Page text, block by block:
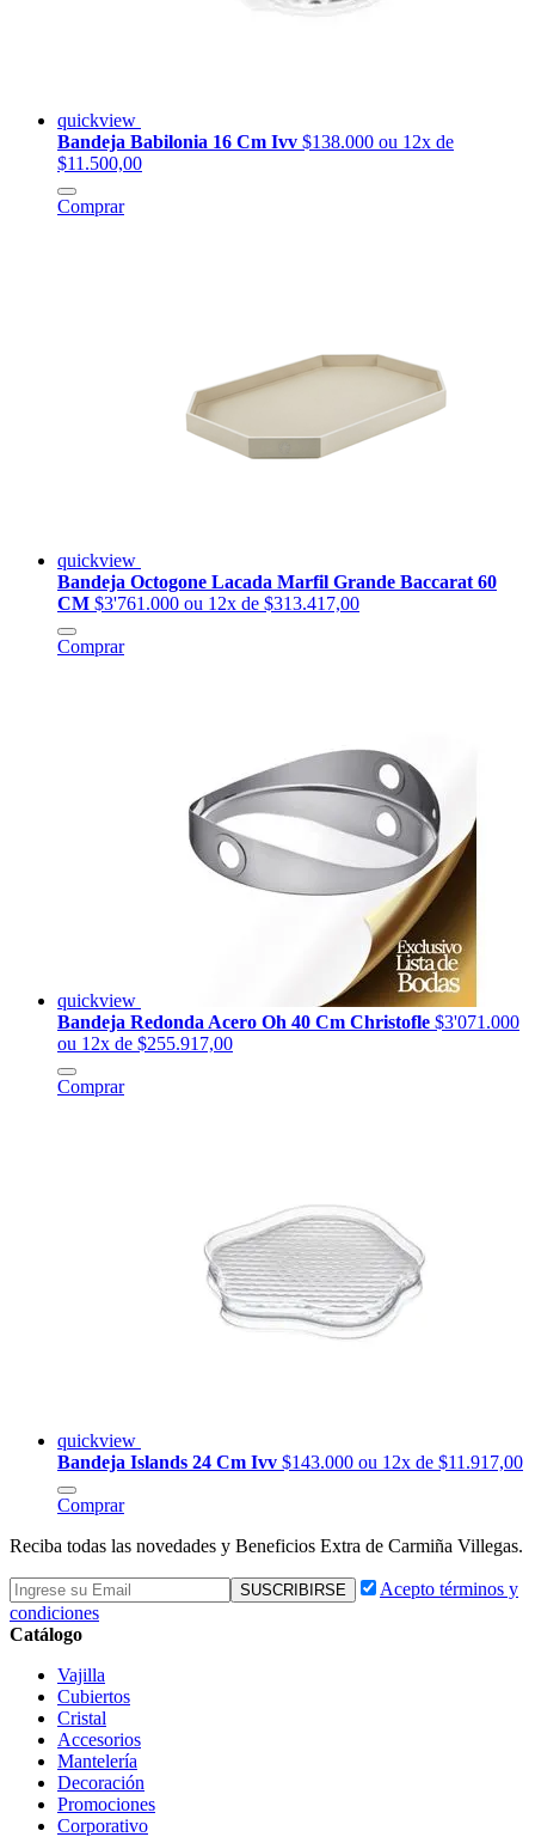
quickview
Bandeja Babilonia 16 Cm Ivv $138.000 ou 12x de
$11.500,00
Comprar
quickview
Bandeja Octogone Lacada Marfil Grande Baccarat 60
CM $3'761.000 ou 12x de $313.417,00
Comprar
quickview
Bandeja Redonda Acero Oh 40 Cm Christofle $3'071.000
ou 12x de $255.917,00
Comprar
quickview
Bandeja Islands 24 Cm Ivv $143.000 ou 12x de $11.917,00
Comprar
Reciba todas las novedades y Beneficios Extra de Carmiña Villegas.
Acepto términos y
condiciones
Catálogo
Vajilla
Cubiertos
Cristal
Accesorios
Mantelería
Decoración
Promociones
Corporativo